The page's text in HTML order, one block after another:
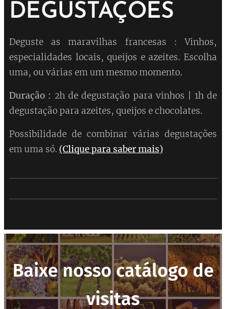
DEGUSTAÇÕES
Deguste as maravilhas francesas : Vinhos,
especialidades locais, queijos e azeites. Escolha
uma, ou várias em um mesmo momento.
Duração : 2h de degustação para vinhos | 1h de
degustação para azeites, queijos e chocolates.
Possibilidade de combinar várias degustações
em uma só. (Clique para saber mais)
Baixe nossocatálogo de
visitas